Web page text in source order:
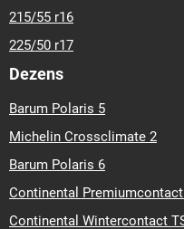
215/55 r16
225/50 r17
Dezens
Barum Polaris 5
Michelin Crossclimate 2
Barum Polaris 6
Continental
Continental Wintercontact